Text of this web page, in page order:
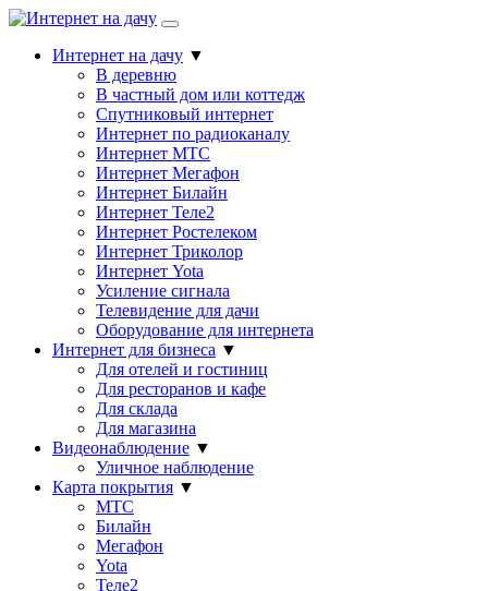
Интернет на дачу ▼
В деревню
В частный дом или коттедж
Спутниковый интернет
Интернет по радиоканалу
Интернет МТС
Интернет Мегафон
Интернет Билайн
Интернет Теле2
Интернет Ростелеком
Интернет Триколор
Интернет Yota
Усиление сигнала
Телевидение для дачи
Оборудование для интернета
Интернет для бизнеса ▼
Для отелей и гостиниц
Для ресторанов и кафе
Для склада
Для магазина
Видеонаблюдение ▼
Уличное наблюдение
Карта покрытия ▼
МТС
Билайн
Мегафон
Yota
Теле2